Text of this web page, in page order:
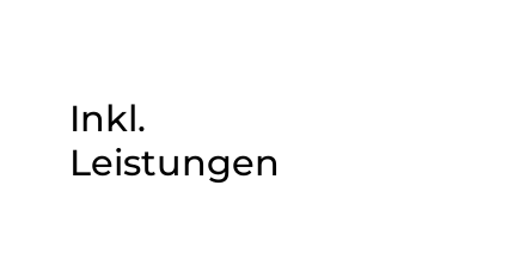
Inkl.
Leistungen